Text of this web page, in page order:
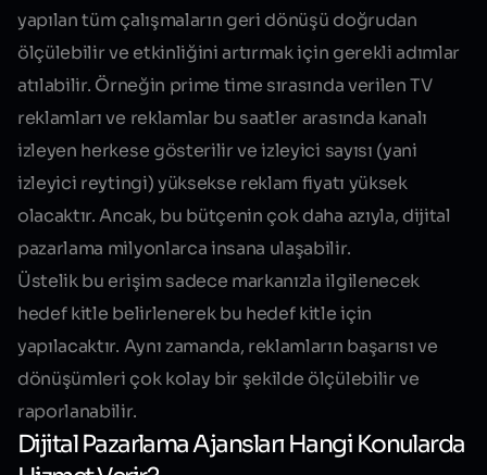
yapılan tüm çalışmaların geri dönüşü doğrudan
ölçülebilir ve etkinliğini artırmak için gerekli adımlar
atılabilir. Örneğin prime time sırasında verilen TV
reklamları ve reklamlar bu saatler arasında kanalı
izleyen herkese gösterilir ve izleyici sayısı (yani
izleyici reytingi) yüksekse reklam fiyatı yüksek
olacaktır. Ancak, bu bütçenin çok daha azıyla, dijital
pazarlama milyonlarca insana ulaşabilir.
Üstelik bu erişim sadece markanızla ilgilenecek
hedef kitle belirlenerek bu hedef kitle için
yapılacaktır. Aynı zamanda, reklamların başarısı ve
dönüşümleri çok kolay bir şekilde ölçülebilir ve
raporlanabilir.
Dijital Pazarlama Ajansları Hangi Konularda